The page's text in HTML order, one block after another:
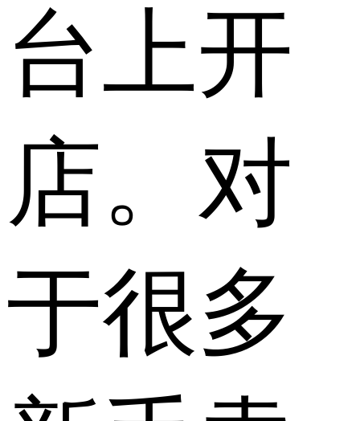
台上开
店。对
于很多